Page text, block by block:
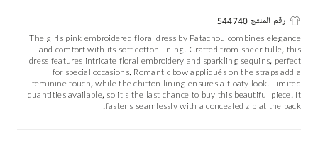
رقم المنتج 544740
The girls pink embroidered floral dress by Patachou combines elegance
and comfort with its soft cotton lining. Crafted from sheer tulle, this
dress features intricate floral embroidery and sparkling sequins, perfect
for special occasions. Romantic bow appliqués on the straps add a
feminine touch, while the chiffon lining ensures a floaty look. Limited
quantities available, so it's the last chance to buy this beautiful piece. It
fastens seamlessly with a concealed zip at the back.